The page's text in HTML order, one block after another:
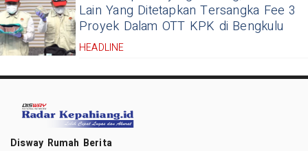
Lain Yang Ditetapkan Tersangka Fee 3
Proyek Dalam OTT KPK di Bengkulu
HEADLINE
Disway Rumah Berita